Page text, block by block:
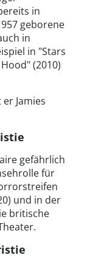
in
geborene
in
in "Stars
(2010)
Jamies
gefährlich
für
und in der
britische